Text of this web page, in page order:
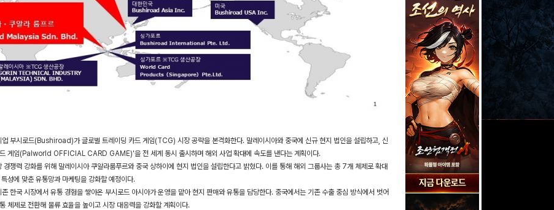
업 부시로드(Bushiroad)가 글로벌 트레이딩 카드 게임(TCG) 시장 공략을 본격화한다. 말레이시아와 중국에 신규 현지 법인을 설립하고, 신
게임(Palworld OFFICIAL CARD GAME)'을 전 세계 동시 출시하며 해외 사업 확대에 속도를 낸다는 계획이다.
경쟁력 강화를 위해 말레이시아 쿠알라룸푸르와 중국 상하이에 현지 법인을 설립한다고 밝혔다. 이를 통해 해외 그룹사는 총 7개 체제로 확대
성에 맞춘 유통망과 마케팅을 강화할 예정이다.
한국 시장에서 유통 경험을 쌓아온 부시로드 아시아가 운영을 맡아 현지 판매와 유통을 담당한다. 중국에서는 기존 수출 중심 방식에서 벗어
체제로 전환해 물류 효율을 높이고 시장 대응력을 강화할 계획이다.